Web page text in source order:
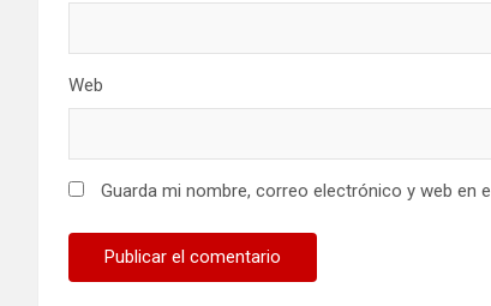
Web
Guarda mi nombre, correo electrónico y web en